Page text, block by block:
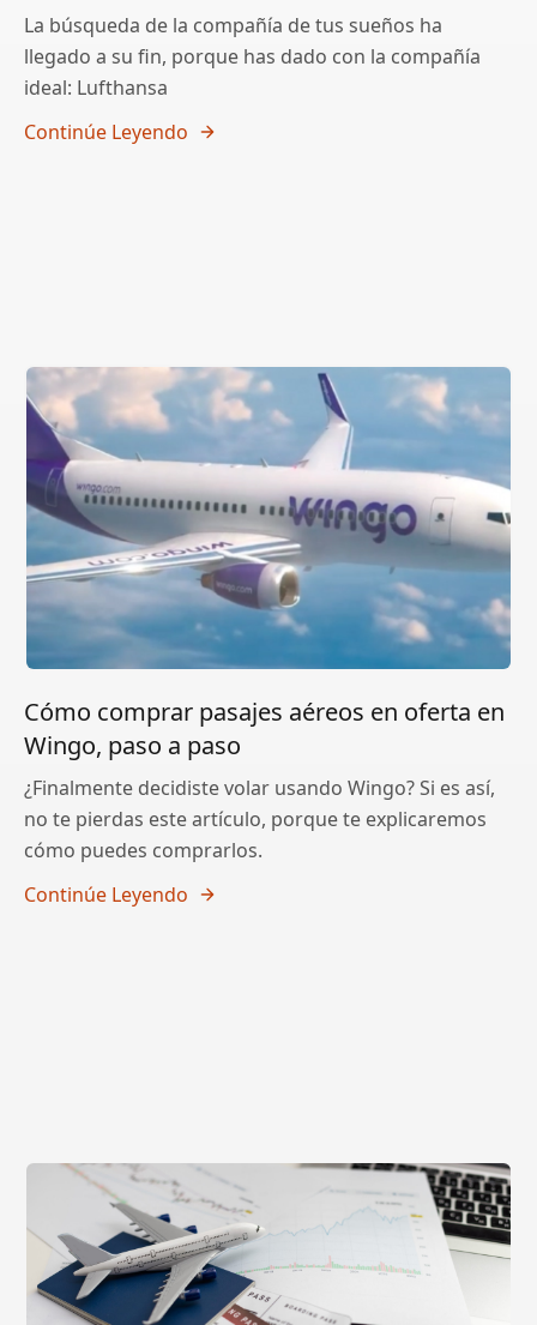
La búsqueda de la compañía de tus sueños ha
llegado a su fin, porque has dado con la compañía
ideal: Lufthansa
Continúe Leyendo
Cómo comprar pasajes aéreos en oferta en
Wingo, paso a paso
¿Finalmente decidiste volar usando Wingo? Si es así,
no te pierdas este artículo, porque te explicaremos
cómo puedes comprarlos.
Continúe Leyendo